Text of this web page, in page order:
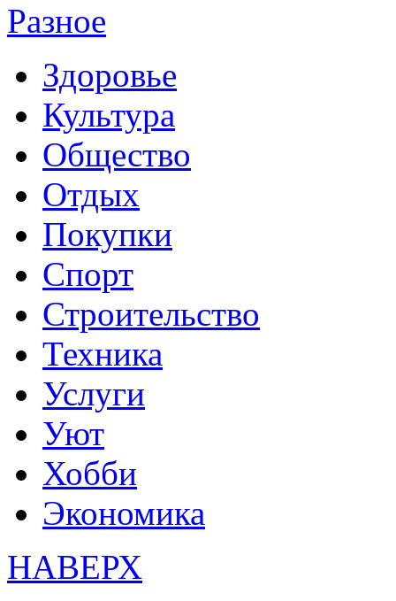
Разное
Здоровье
Культура
Общество
Отдых
Покупки
Спорт
Строительство
Техника
Услуги
Уют
Хобби
Экономика
НАВЕРХ